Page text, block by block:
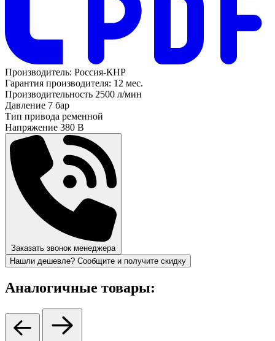
Производитель: Россия-КНР
Гарантия производителя: 12 мес.
Производительность 2500 л/мин
Давление 7 бар
Тип привода ременной
Напряжение 380 В
Заказать звонок менеджера
Нашли дешевле? Сообщите и получите скидку
Аналогичные товары: